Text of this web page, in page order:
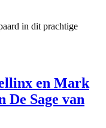
in dit prachtige
en Mark
De Sage van